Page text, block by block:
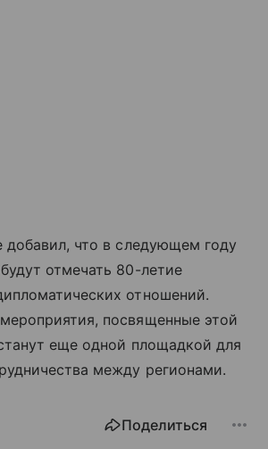
добавил, что в следующем году
отмечать 80-летие
отношений.
посвященные этой
еще одной площадкой для
между регионами.
Поделиться